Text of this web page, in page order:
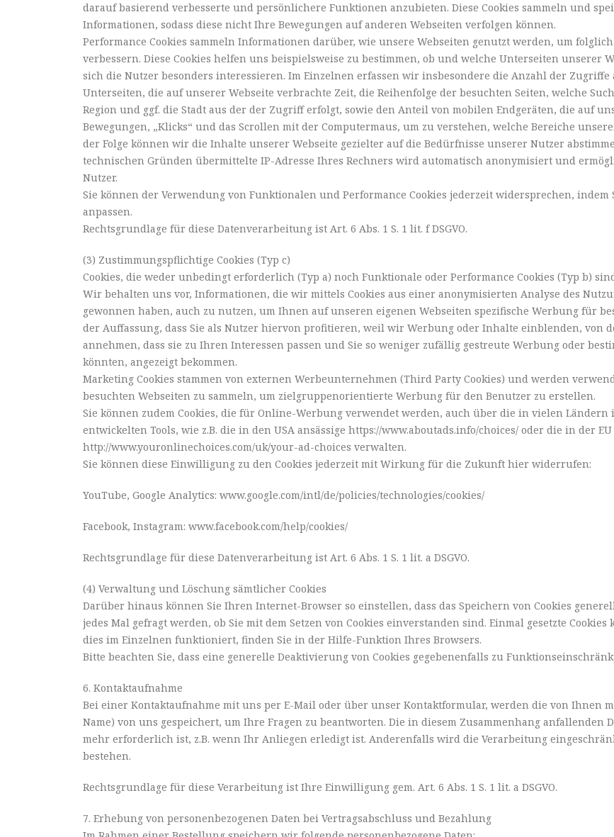
darauf basierend verbesserte und persönlichere Funktionen anzubieten. Diese Cookies sammeln und
Informationen, sodass diese nicht Ihre Bewegungen auf anderen Webseiten verfolgen können.
Performance Cookies sammeln Informationen darüber, wie unsere Webseiten genutzt werden, um
verbessern. Diese Cookies helfen uns beispielsweise zu bestimmen, ob und welche Unterseiten unserer
sich die Nutzer besonders interessieren. Im Einzelnen erfassen wir insbesondere die Anzahl der
Unterseiten, die auf unserer Webseite verbrachte Zeit, die Reihenfolge der besuchten Seiten, welche
Region und ggf. die Stadt aus der der Zugriff erfolgt, sowie den Anteil von mobilen Endgeräten, die auf
Bewegungen, „Klicks“ und das Scrollen mit der Computermaus, um zu verstehen, welche Bereiche
der Folge können wir die Inhalte unserer Webseite gezielter auf die Bedürfnisse unserer Nutzer
technischen Gründen übermittelte IP-Adresse Ihres Rechners wird automatisch anonymisiert und
Nutzer.
Sie können der Verwendung von Funktionalen und Performance Cookies jederzeit widersprechen,
anpassen.
Rechtsgrundlage für diese Datenverarbeitung ist Art. 6 Abs. 1 S. 1 lit. f DSGVO.
(3) Zustimmungspflichtige Cookies (Typ c)
Cookies, die weder unbedingt erforderlich (Typ a) noch Funktionale oder Performance Cookies (Typ b)
Wir behalten uns vor, Informationen, die wir mittels Cookies aus einer anonymisierten Analyse des
gewonnen haben, auch zu nutzen, um Ihnen auf unseren eigenen Webseiten spezifische Werbung für
der Auffassung, dass Sie als Nutzer hiervon profitieren, weil wir Werbung oder Inhalte einblenden, von
annehmen, dass sie zu Ihren Interessen passen und Sie so weniger zufällig gestreute Werbung oder
könnten, angezeigt bekommen.
Marketing Cookies stammen von externen Werbeunternehmen (Third Party Cookies) und werden
besuchten Webseiten zu sammeln, um zielgruppenorientierte Werbung für den Benutzer zu erstellen.
Sie können zudem Cookies, die für Online-Werbung verwendet werden, auch über die in vielen
entwickelten Tools, wie z.B. die in den USA ansässige https://www.aboutads.info/choices/ oder die in der EU
http://www.youronlinechoices.com/uk/your-ad-choices verwalten.
Sie können diese Einwilligung zu den Cookies jederzeit mit Wirkung für die Zukunft hier widerrufen:
YouTube, Google Analytics: www.google.com/intl/de/policies/technologies/cookies/
Facebook, Instagram: www.facebook.com/help/cookies/
Rechtsgrundlage für diese Datenverarbeitung ist Art. 6 Abs. 1 S. 1 lit. a DSGVO.
(4) Verwaltung und Löschung sämtlicher Cookies
Darüber hinaus können Sie Ihren Internet-Browser so einstellen, dass das Speichern von Cookies
jedes Mal gefragt werden, ob Sie mit dem Setzen von Cookies einverstanden sind. Einmal gesetzte
dies im Einzelnen funktioniert, finden Sie in der Hilfe-Funktion Ihres Browsers.
Bitte beachten Sie, dass eine generelle Deaktivierung von Cookies gegebenenfalls zu
6. Kontaktaufnahme
Bei einer Kontaktaufnahme mit uns per E-Mail oder über unser Kontaktformular, werden die von Ihnen
Name) von uns gespeichert, um Ihre Fragen zu beantworten. Die in diesem Zusammenhang anfallenden
mehr erforderlich ist, z.B. wenn Ihr Anliegen erledigt ist. Anderenfalls wird die Verarbeitung
bestehen.
Rechtsgrundlage für diese Verarbeitung ist Ihre Einwilligung gem. Art. 6 Abs. 1 S. 1 lit. a DSGVO.
7. Erhebung von personenbezogenen Daten bei Vertragsabschluss und Bezahlung